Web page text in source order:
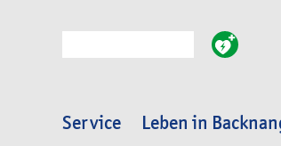
Service Leben in